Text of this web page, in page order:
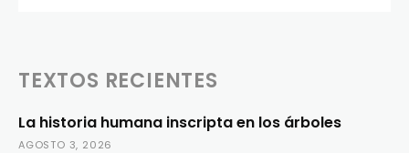
TEXTOS RECIENTES
La historia humana inscripta en los árboles
AGOSTO 3, 2026